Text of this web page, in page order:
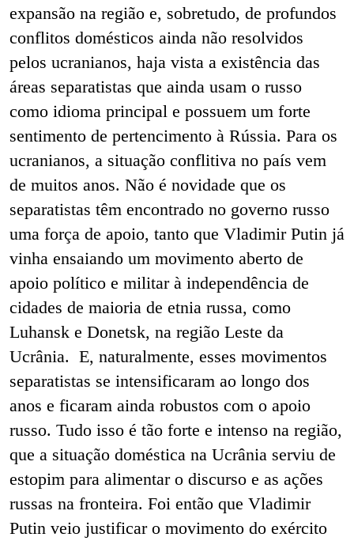
expansão na região e, sobretudo, de profundos
conflitos domésticos ainda não resolvidos
pelos ucranianos, haja vista a existência das
áreas separatistas que ainda usam o russo
como idioma principal e possuem um forte
sentimento de pertencimento à Rússia. Para os
ucranianos, a situação conflitiva no país vem
de muitos anos. Não é novidade que os
separatistas têm encontrado no governo russo
uma força de apoio, tanto que Vladimir Putin já
vinha ensaiando um movimento aberto de
apoio político e militar à independência de
cidades de maioria de etnia russa, como
Luhansk e Donetsk, na região Leste da
Ucrânia. E, naturalmente, esses movimentos
separatistas se intensificaram ao longo dos
anos e ficaram ainda robustos com o apoio
russo. Tudo isso é tão forte e intenso na região,
que a situação doméstica na Ucrânia serviu de
estopim para alimentar o discurso e as ações
russas na fronteira. Foi então que Vladimir
Putin veio justificar o movimento do exército